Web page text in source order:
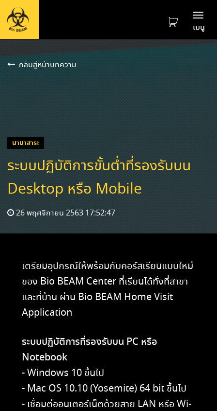
เมนู
กลับสู่หน้าบทความ
นานาสาระ
ระบบปฏิบัติการขั้นต่ำที่รองรับบน
Desktop หรือ Mobile
26 พฤศจิกายน 2563 17:52:47
เตรียมอุปกรณ์ให้พร้อมกับคอร์สเรียนแบบใหม่
ของ Bio BEAM Center ที่เรียนได้ทั้งที่สาขา
และที่บ้าน ผ่าน Bio BEAM Home Visit
Application
ระบบปฏิบัติการที่รองรับบน PC หรือ
Notebook
- Windows 10 ขึ้นไป
- Mac OS 10.10 (Yosemite) 64 bit ขึ้นไป
- เชื่อมต่ออินเตอร์เน็ตด้วยสาย LAN หรือ Wi-